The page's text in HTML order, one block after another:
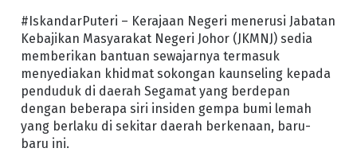
#IskandarPuteri – Kerajaan Negeri menerusi Jabatan
Kebajikan Masyarakat Negeri Johor (JKMNJ) sedia
memberikan bantuan sewajarnya termasuk
menyediakan khidmat sokongan kaunseling kepada
penduduk di daerah Segamat yang berdepan
dengan beberapa siri insiden gempa bumi lemah
yang berlaku di sekitar daerah berkenaan, baru-
baru ini.